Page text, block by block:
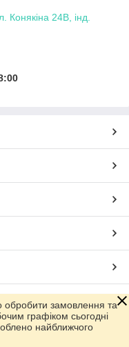
Конякіна 24В, інд.
замовлення та
графіком сьогодні
найближчого